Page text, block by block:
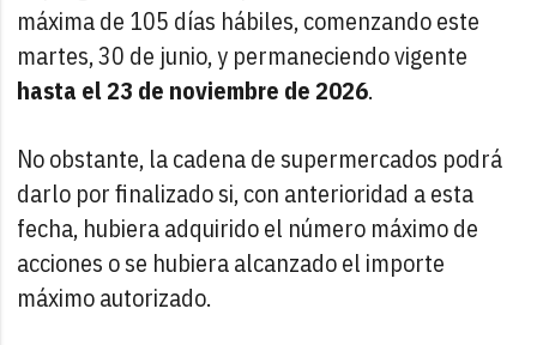
máxima de 105 días hábiles, comenzando este
martes, 30 de junio, y permaneciendo vigente
hasta el 23 de noviembre de 2026.
No obstante, la cadena de supermercados podrá
darlo por finalizado si, con anterioridad a esta
fecha, hubiera adquirido el número máximo de
acciones o se hubiera alcanzado el importe
máximo autorizado.